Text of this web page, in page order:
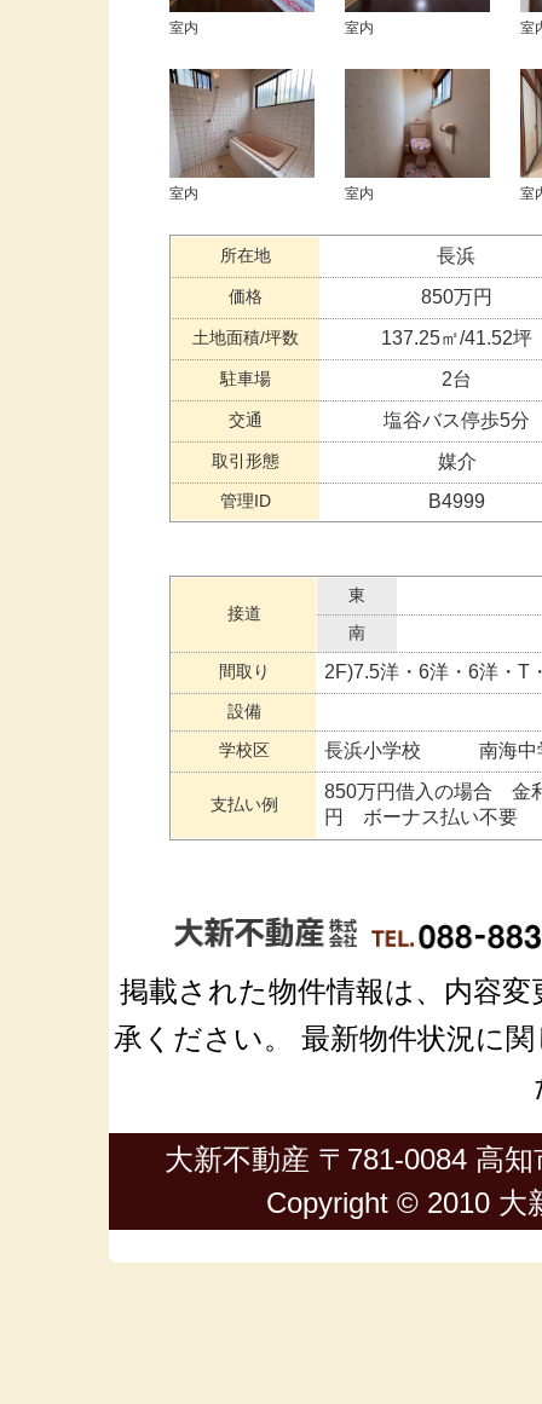
室内 室内 室
室内 室内 室
所在地 長浜
価格 850万円
土地面積/坪数 137.25㎡/41.52坪
駐車場 2台
交通 塩谷バス停歩5分
取引形態 媒介
管理ID B4999
接道
東
南
間取り
2F)7.5洋・6洋・6洋
設備
学校区
長浜小学校 南海中
支払い例
850万円借入の場合
円 ボーナス払い不要
掲載された物件情報は、内容
承ください。 最新物件状況に
大新不動産 〒781-0084 高
Copyright © 2010 大